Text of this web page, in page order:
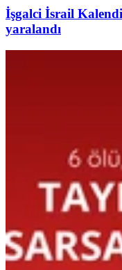
İşgalci İsrail
yaralandı